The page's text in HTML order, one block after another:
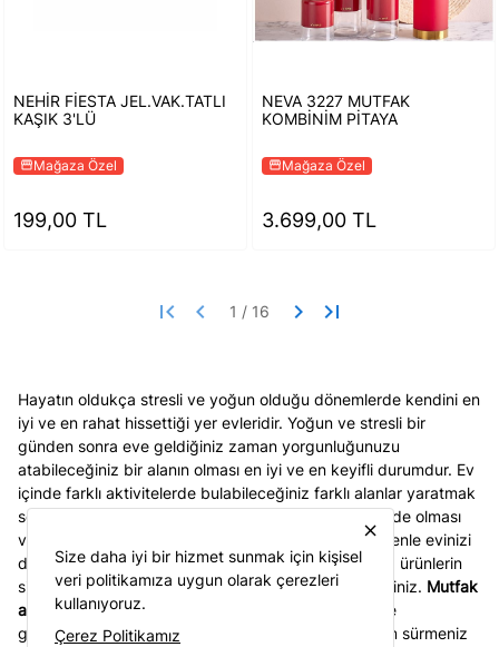
NEHİR FİESTA JEL.VAK.TATLI
KAŞIK 3'LÜ
storefrontMağaza Özel
199,00 TL
NEVA 3227 MUTFAK
KOMBİNİM PİTAYA
storefrontMağaza Özel
3.699,00 TL
first_page keyboard_arrow_left keyboard_arrow_right last_page
Hayatın oldukça stresli ve yoğun olduğu dönemlerde kendini en
iyi ve en rahat hissettiği yer evleridir. Yoğun ve stresli bir
günden sonra eve geldiğiniz zaman yorgunluğunuzu
atabileceğiniz bir alanın olması en iyi ve en keyifli durumdur. Ev
içinde farklı aktivitelerde bulabileceğiniz farklı alanlar yaratmak
son derece önemlidir. Her şeyin daha düzenli bir halde olması
ve konforda olmak her şeye iyi gelmektedir. Bu nedenle evinizi
düzenlerken özellikle mutfaklarınızda kullanacağınız ürünlerin
sizin hayatınızı daha kolay bir hale getirmesini istersiniz. Mutfak
araç gereçleriyoğun ve stresli bir günden sonra eve
geldiğinizde daha keyifli ve daha konforlu bir yaşam sürmeniz
close
Size daha iyi bir hizmet sunmak için kişisel
veri politikamıza uygun olarak çerezleri
kullanıyoruz.
Çerez Politikamız